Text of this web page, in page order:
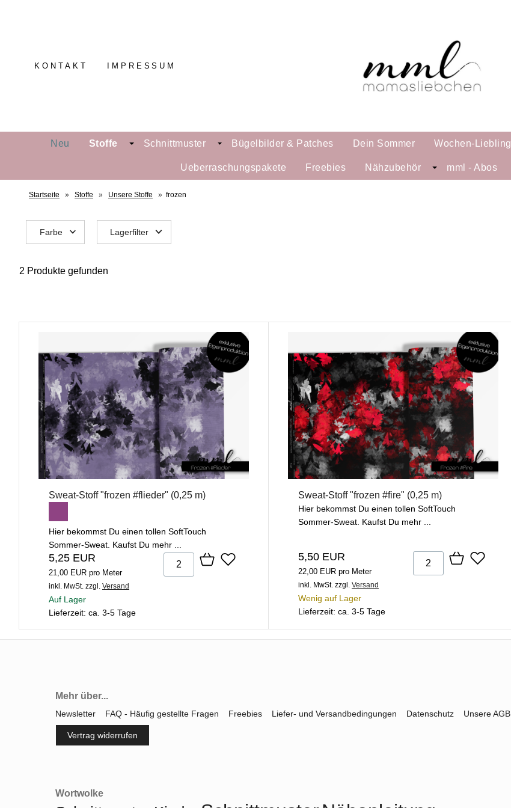
KONTAKT IMPRESSUM
Neu Stoffe Schnittmuster Bügelbilder & Patches Dein Sommer Wochen-Liebling
Ueberraschungspakete Freebies Nähzubehör mml - Abos
Startseite » Stoffe » Unsere Stoffe » frozen
Farbe Lagerfilter
2 Produkte gefunden
Sweat-Stoff "frozen #flieder" (0,25 m)
Hier bekommst Du einen tollen SoftTouch
Sommer-Sweat. Kaufst Du mehr ...
5,25 EUR
21,00 EUR pro Meter
inkl. MwSt. zzgl. Versand
Auf Lager
Lieferzeit: ca. 3-5 Tage
Sweat-Stoff "frozen #fire" (0,25 m)
Hier bekommst Du einen tollen SoftTouch
Sommer-Sweat. Kaufst Du mehr ...
5,50 EUR
22,00 EUR pro Meter
inkl. MwSt. zzgl. Versand
Wenig auf Lager
Lieferzeit: ca. 3-5 Tage
Mehr über...
Newsletter FAQ - Häufig gestellte Fragen Freebies Liefer- und Versandbedingungen Datenschutz Unsere AGB
Vertrag widerrufen
Wortwolke